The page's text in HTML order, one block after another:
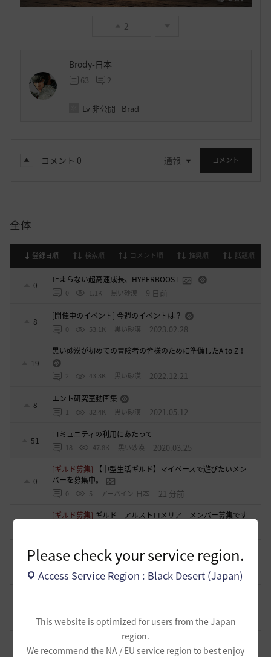
Please check your service region.
Access Service Region : Black Desert (Japan)
This website is optimized for users from the Japan
region.
We recommend the NA / EU service region to best enjoy
2
Brody-日本
63 2
Lv 非公開 Brad
コメント 0 通報 コメント
全体
登録日順 検索順 コメント順 推奨順 話題順
0
止まらない超高速成長、HYPERBOOST
0 1.1K 黒い砂漠 9 日前
8
[開催中のイベント] 今週のイベントは？
0 53.1K 黒い砂漠 2023.02.28
19
黒い砂漠が初めての冒険者の皆様のために準備したA to Z！
2 43.3K 黒い砂漠 2022.12.21
8
エント研究室動画集
1 32.4K 黒い砂漠 2021.05.12
51
コミュニティの利用にあたって
18 47.8K 黒い砂漠 2020.03.25
0
[ギルド募集]
【中型生活ギルド】マイペースで遊びたいメン
バーを募集中。
0 5 アーバイン-日本 21 分前
0
[ギルド募集] ギルド アルストロメリア メンバー募集です
1
[TIP&攻略] エクレタアクセについて ３１５スタックチャレ
2 158 エレメル 2 時間前
[クラス攻略][エージェント攻略]イカ流伝承AG：PVE手順
0 54 イスカス 2 時間前
0
2024年7月にトリニティで起きた事を風化させ
ない為の仲間を募集しています!